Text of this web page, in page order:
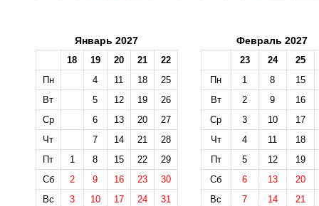
Январь 2027
18 19 20 21
22
Пн
4 11 18
25
Вт
5 12 19
26
Ср
6 13 20
27
Чт
7 14 21
28
Пт
1 8 15 22
29
Сб
2 9 16 23
30
Вс
3 10 17 24 31
Февраль 2027
23 24
25
Пн
1 8
15
Вт
2 9
16
Ср
3 10
17
Чт
4 11
18
Пт
5 12
19
Сб
6 13
20
Вс
7 14 21